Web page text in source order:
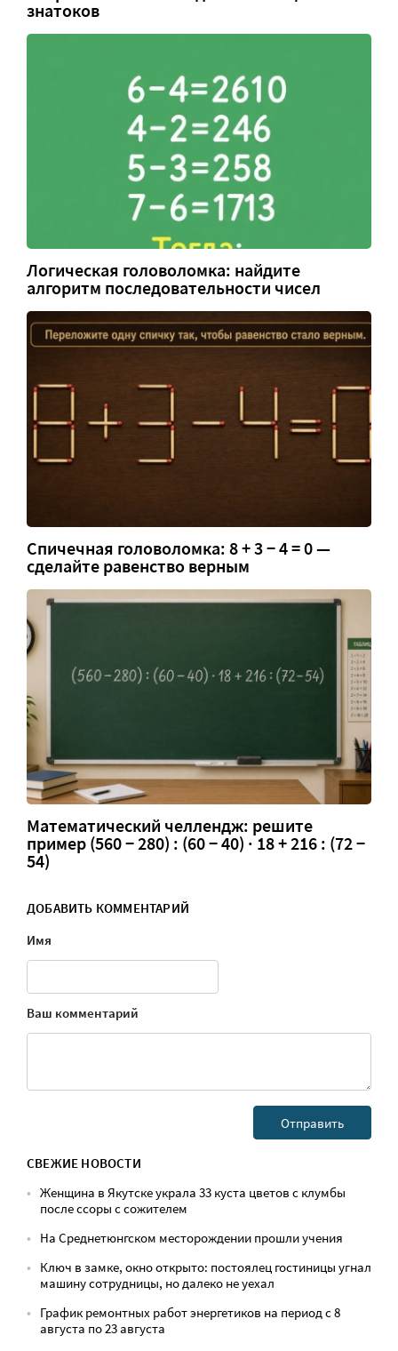
знатоков
Логическая головоломка: найдите
алгоритм последовательности чисел
Спичечная головоломка: 8 + 3 − 4 = 0 —
сделайте равенство верным
Математический челлендж: решите
пример (560 − 280) : (60 − 40) · 18 + 216 : (72 −
54)
ДОБАВИТЬ КОММЕНТАРИЙ
Имя
Ваш комментарий
СВЕЖИЕ НОВОСТИ
Женщина в Якутске украла 33 куста цветов с клумбы
после ссоры с сожителем
На Среднетюнгском месторождении прошли учения
Ключ в замке, окно открыто: постоялец гостиницы угнал
машину сотрудницы, но далеко не уехал
График ремонтных работ энергетиков на период с 8
августа по 23 августа